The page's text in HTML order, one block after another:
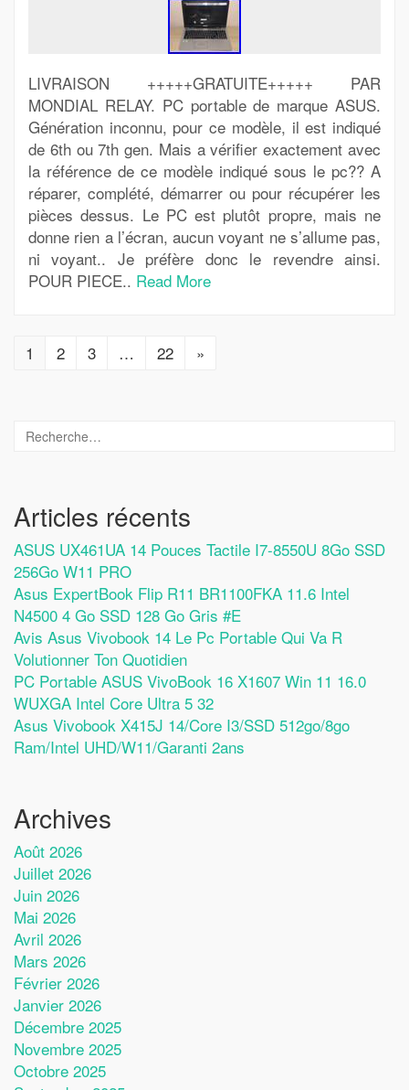
LIVRAISON +++++GRATUITE+++++ PAR
MONDIAL RELAY. PC portable de marque ASUS.
Génération inconnu, pour ce modèle, il est indiqué
de 6th ou 7th gen. Mais a vérifier exactement avec
la référence de ce modèle indiqué sous le pc?? A
réparer, complété, démarrer ou pour récupérer les
pièces dessus. Le PC est plutôt propre, mais ne
donne rien a l’écran, aucun voyant ne s’allume pas,
ni voyant.. Je préfère donc le revendre ainsi.
POUR PIECE.. Read More
1 2 3 … 22 »
Articles récents
ASUS UX461UA 14 Pouces Tactile I7-8550U 8Go SSD
256Go W11 PRO
Asus ExpertBook Flip R11 BR1100FKA 11.6 Intel
N4500 4 Go SSD 128 Go Gris #E
Avis Asus Vivobook 14 Le Pc Portable Qui Va R
Volutionner Ton Quotidien
PC Portable ASUS VivoBook 16 X1607 Win 11 16.0
WUXGA Intel Core Ultra 5 32
Asus Vivobook X415J 14/Core I3/SSD 512go/8go
Ram/Intel UHD/W11/Garanti 2ans
Archives
Août 2026
Juillet 2026
Juin 2026
Mai 2026
Avril 2026
Mars 2026
Février 2026
Janvier 2026
Décembre 2025
Novembre 2025
Octobre 2025